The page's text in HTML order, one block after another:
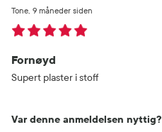
Fornøyd
9 måneder siden
Tone
Supert plaster i stoff
Var denne anmeldelsen nyttig?